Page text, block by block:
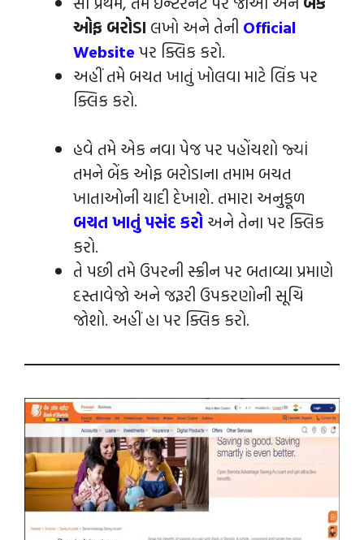
ઓફ બરોડા લખો અને તેની Official
Website પર ક્લિક કરો.
અહીં તમે બચત ખાતું ખોલવા માટે લિંક પર
ક્લિક કરો.
હવે તમે એક નવા પેજ પર પહોંચશો જ્યાં
તમને બેંક ઓફ બરોડાના તમામ બચત
ખાતાઓની યાદી દેખાશે. તમારા અનુકૂળ
બચત ખાતું પસંદ કરો અને તેના પર ક્લિક
કરો.
તે પછી તમે ઉપરની સ્ક્રીન પર બતાવ્યા પ્રમાણે
દસ્તાવેજો અને જરૂરી ઉપકરણોની સૂચિ
જોશો. અહીં હા પર ક્લિક કરો.